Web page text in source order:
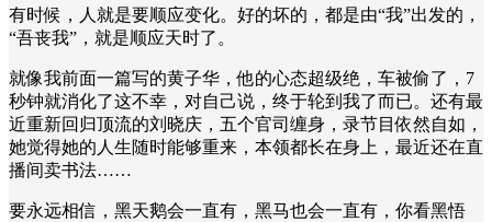
有时候，人就是要顺应变化。好的坏的，都是由“我”出发的，
“吾丧我”，就是顺应天时了。
就像我前面一篇写的黄子华，他的心态超级绝，车被偷了，7
秒钟就消化了这不幸，对自己说，终于轮到我了而已。还有最
近重新回归顶流的刘晓庆，五个官司缠身，录节目依然自如，
她觉得她的人生随时能够重来，本领都长在身上，最近还在直
播间卖书法……
要永远相信，黑天鹅会一直有，黑马也会一直有，你看黑悟